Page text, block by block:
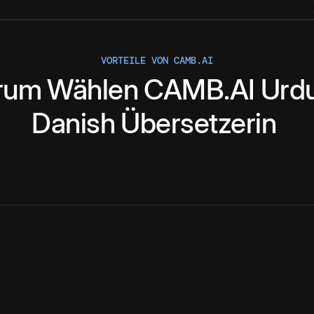
VORTEILE VON CAMB.AI
Wählen CAMB.AI
Danish Übersetzerin